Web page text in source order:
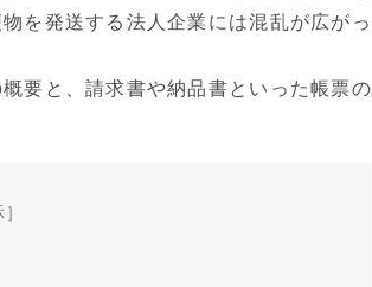
を発送する法人企業には混乱が広がっ
要と、請求書や納品書といった帳票の